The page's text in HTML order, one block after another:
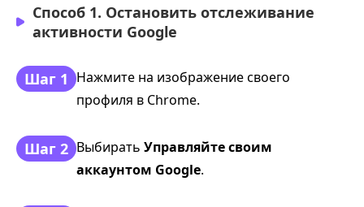
Способ 1. Остановить отслеживание
активности Google
Шаг 1 Нажмите на изображение своего
профиля в Chrome.
Шаг 2 Выбирать Управляйте своим
аккаунтом Google.